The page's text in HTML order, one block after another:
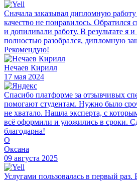
Сначала заказывал дипломную
качество не понравилось. Обратился
и допиливали работу. В результате я
полностью разобрался, дипломную
Рекомендую!
Нечаев Кирилл
17 мая 2024
Спасибо платформе за отзывчивых
помогают студентам. Нужно было
не хватало. Нашла эксперта, с
всё оформили и уложились в сроки.
благодарна!
О
Оксана
09 августа 2025
Услугами пользовалась в первый раз.